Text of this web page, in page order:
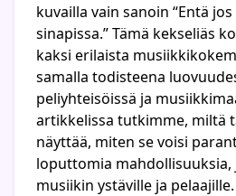
kuvailla vain sanoin “Entä
sinapissa.” Tämä kekseliäs
kaksi erilaista
samalla todisteena
peliyhteisöissä ja
artikkelissa tutkimme, miltä
näyttää, miten se voisi
loputtomia mahdollisuuksia,
musiikin ystäville ja pelaajille.